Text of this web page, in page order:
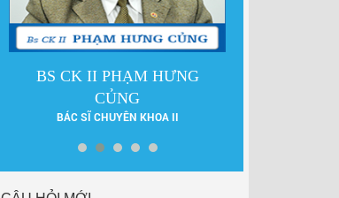
BS CK II PHẠM HƯNG
CỦNG
BÁC SĨ CHUYÊN KHOA II